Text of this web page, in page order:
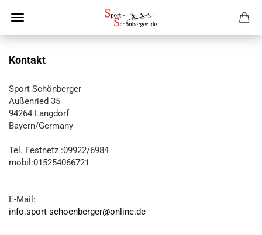
Kontakt
Sport Schönberger
Außenried 35
94264 Langdorf
Bayern/Germany
Tel. Festnetz :09922/6984
mobil:015254066721
E-Mail:
info.sport-schoenberger@online.de